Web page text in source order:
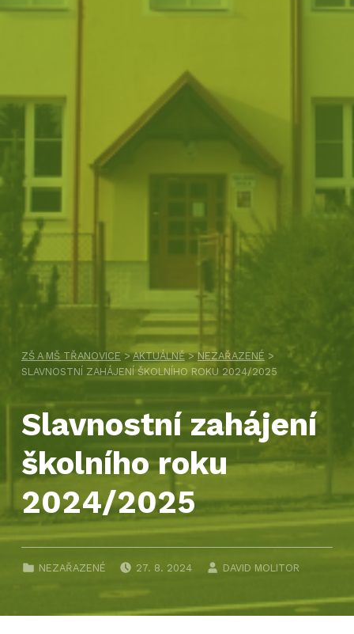
ZŠ A MŠ TŘANOVICE>AKTUÁLNĚ>NEZAŘAZENÉ >
SLAVNOSTNÍ ZAHÁJENÍ ŠKOLNÍHO ROKU 2024/2025
Slavnostní zahájení
školního roku
2024/2025
CATEGORIZED IN:
NEZAŘAZENÉ
PUBLIKOVÁNO DNE:
27. 8. 2024 DAVID MOLITOR